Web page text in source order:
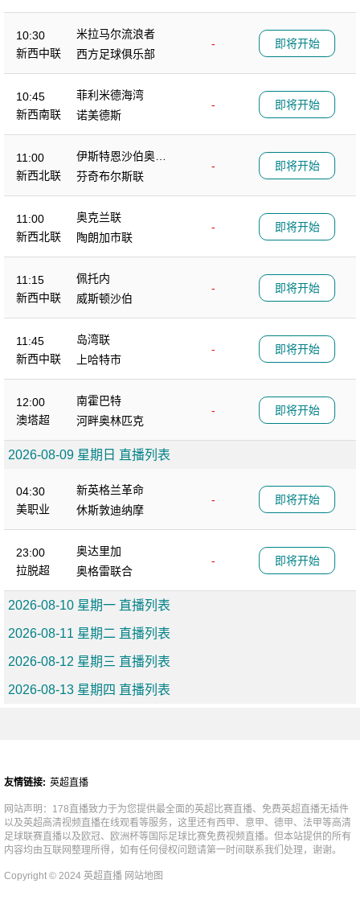
10:30
新西中联
米拉马尔流浪者
-
西方足球俱乐部
即将开始
10:45
新西南联
菲利米德海湾
-
诺美德斯
即将开始
11:00
新西北联
伊斯特恩沙伯奥克
兰
-
芬奇布尔斯联
即将开始
11:00
新西北联
奥克兰联
-
陶朗加市联
即将开始
11:15
新西中联
佩托内
-
威斯顿沙伯
即将开始
11:45
新西中联
岛湾联
-
上哈特市
即将开始
12:00
澳塔超
南霍巴特
-
河畔奥林匹克
即将开始
2026-08-09 星期日 直播列表
04:30
美职业
新英格兰革命
-
休斯敦迪纳摩
即将开始
23:00
拉脱超
奥达里加
-
奥格雷联合
即将开始
2026-08-10 星期一 直播列表
2026-08-11 星期二 直播列表
2026-08-12 星期三 直播列表
2026-08-13 星期四 直播列表
友情链接: 英超直播
网站声明：178直播致力于为您提供最全面的英超比赛直播、免费英超直播无插件
以及英超高清视频直播在线观看等服务，这里还有西甲、意甲、德甲、法甲等高清
足球联赛直播以及欧冠、欧洲杯等国际足球比赛免费视频直播。但本站提供的所有
内容均由互联网整理所得，如有任何侵权问题请第一时间联系我们处理，谢谢。
Copyright © 2024 英超直播 网站地图